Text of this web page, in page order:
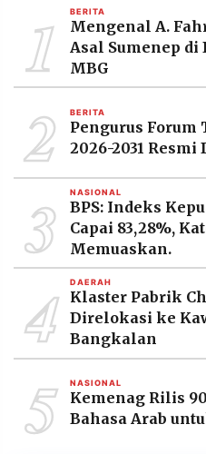
1 BERITA
Mengenal A.
Asal Sumenep
MBG
2 BERITA
Pengurus Forum
2026-2031
3 NASIONAL
BPS: Indeks
Capai 83,28%,
Memuaskan.
4 DAERAH
Klaster Pabrik
Direlokasi ke
Bangkalan
5 NASIONAL
Kemenag Rilis
Bahasa Arab